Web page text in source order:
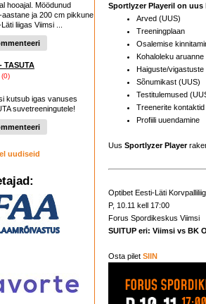
hooajal. Möödunud
aastane ja 200 cm pikkune
liigas Viimsi ...
TASUTA
(0)
kutsub igas vanuses
suvetreeningutele!
uudiseid
Sportlyzer Playeril on
Arved (UUS)
Treeningplaan
Osalemise
Kohaloleku aruanne
Haiguste/
Sõnumikast (UUS)
Testitulemused
Treenerite kontaktid
Profiili uuendamine
Uus Sportlyzer Player
Optibet Eesti-Läti
P, 10.11 kell 17:00
Forus Spordikeskus Viimsi
SUITUP eri: Viimsi vs BK
Osta pilet SIIN